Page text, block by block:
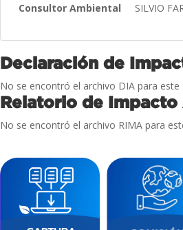
Consultor Ambiental SILVIO
Declaración de
No se encontró el archivo DIA para este
Relatorio de
No se encontró el archivo RIMA para